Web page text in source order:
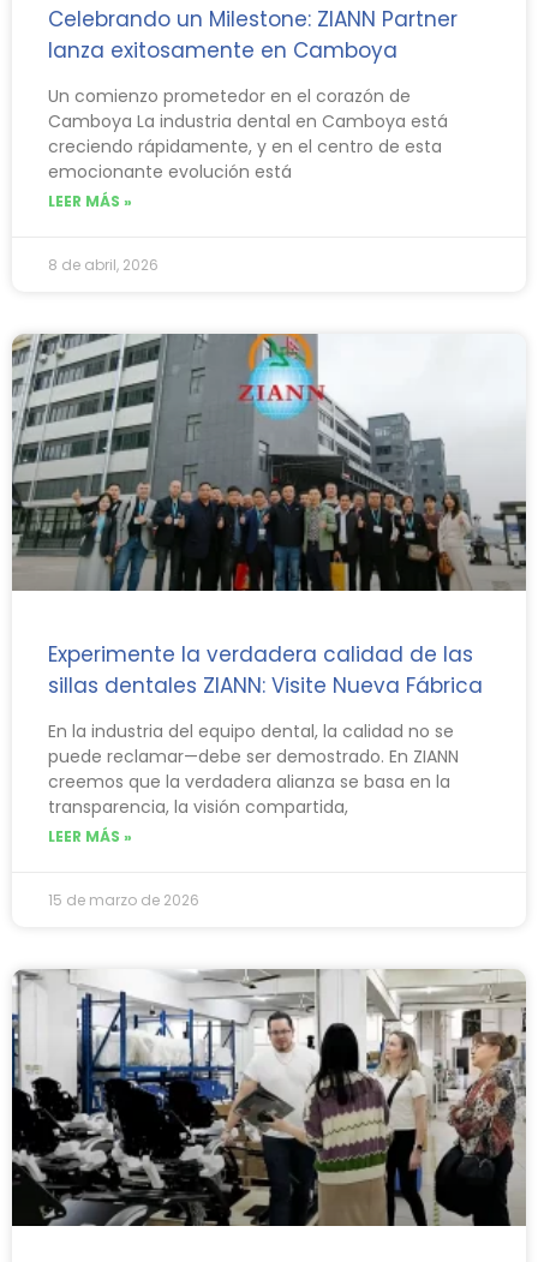
Celebrando un Milestone: ZIANN Partner
lanza exitosamente en Camboya
Un comienzo prometedor en el corazón de
Camboya La industria dental en Camboya está
creciendo rápidamente, y en el centro de esta
emocionante evolución está
LEER MÁS »
8 de abril, 2026
Experimente la verdadera calidad de las
sillas dentales ZIANN: Visite Nueva Fábrica
En la industria del equipo dental, la calidad no se
puede reclamar—debe ser demostrado. En ZIANN
creemos que la verdadera alianza se basa en la
transparencia, la visión compartida,
LEER MÁS »
15 de marzo de 2026